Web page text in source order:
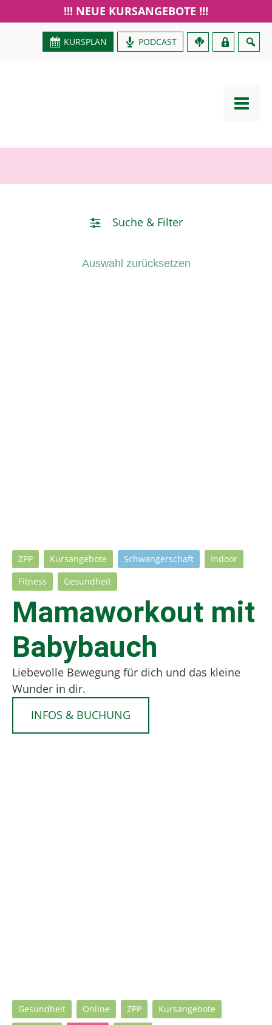
!!! NEUE KURSANGEBOTE !!!
KURSPLAN PODCAST GUTSCHEIN
Suche & Filter
Auswahl zurücksetzen
ZPP Kursangebote Schwangerschaft Indoor
Fitness Gesundheit
Mamaworkout mit
Babybauch
Liebevolle Bewegung für dich und das kleine
Wunder in dir.
INFOS & BUCHUNG
Gesundheit Online ZPP Kursangebote